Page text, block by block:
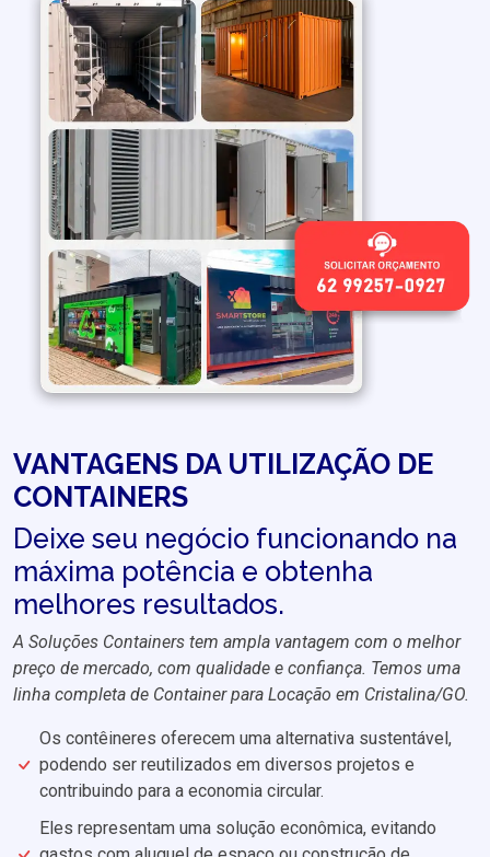
VANTAGENS DA UTILIZAÇÃO DE
CONTAINERS
Deixe seu negócio funcionando na
máxima potência e obtenha
melhores resultados.
A Soluções Containers tem ampla vantagem com o melhor
preço de mercado, com qualidade e confiança. Temos uma
linha completa de Container para Locação em Cristalina/GO.
Os contêineres oferecem uma alternativa sustentável,
podendo ser reutilizados em diversos projetos e
contribuindo para a economia circular.
Eles representam uma solução econômica, evitando